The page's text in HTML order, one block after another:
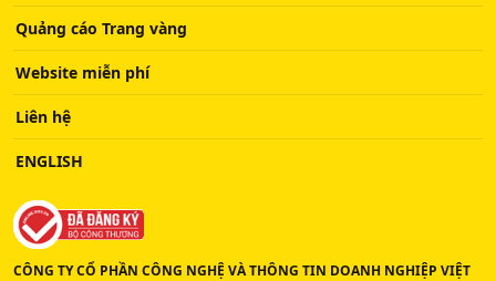
Quảng cáo Trang vàng
Website miễn phí
Liên hệ
ENGLISH
CÔNG TY CỔ PHẦN CÔNG NGHỆ VÀ THÔNG TIN DOANH NGHIỆP VIỆT